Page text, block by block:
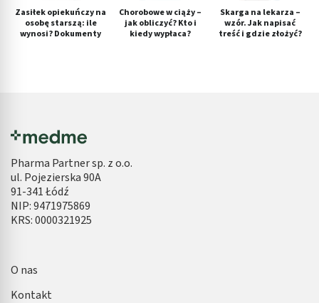
Zasiłek opiekuńczy na
osobę starszą: ile
wynosi? Dokumenty
Chorobowe w ciąży –
jak obliczyć? Kto i
kiedy wypłaca?
Skarga na lekarza –
wzór. Jak napisać
treść i gdzie złożyć?
Pharma Partner sp. z o.o.
ul. Pojezierska 90A
91-341 Łódź
NIP: 9471975869
KRS: 0000321925
O nas
Kontakt